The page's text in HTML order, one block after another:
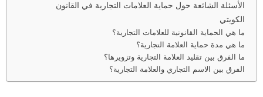
الأسئلة الشائعة حول حماية العلامات التجارية في القانون
الكويتي
ما هي الحماية القانونية للعلامات التجارية؟
ما هي مدة حماية العلامة التجارية؟
ما الفرق بين تقليد العلامة التجارية وتزويرها؟
الفرق بين الاسم التجاري والعلامة التجارية؟